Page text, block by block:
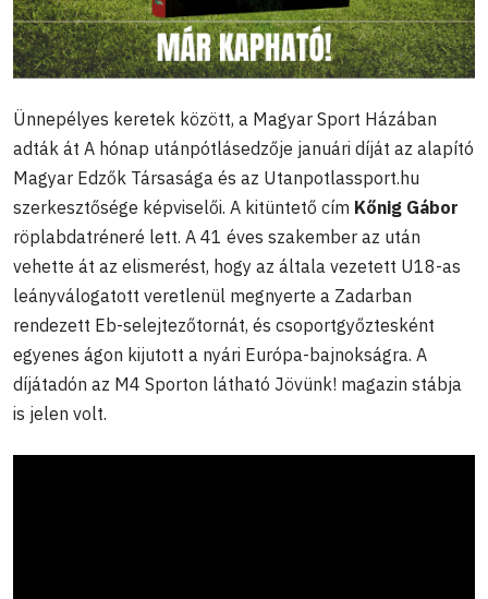
Ünnepélyes keretek között, a Magyar Sport Házában
adták át A hónap utánpótlásedzője januári díját az alapító
Magyar Edzők Társasága és az Utanpotlassport.hu
szerkesztősége képviselői. A kitüntető cím Kőnig Gábor
röplabdatréneré lett. A 41 éves szakember az után
vehette át az elismerést, hogy az általa vezetett U18-as
leányválogatott veretlenül megnyerte a Zadarban
rendezett Eb-selejtezőtornát, és csoportgyőztesként
egyenes ágon kijutott a nyári Európa-bajnokságra. A
díjátadón az M4 Sporton látható Jövünk! magazin stábja
is jelen volt.